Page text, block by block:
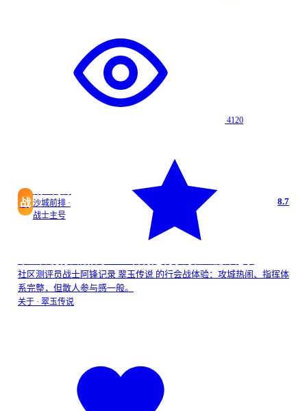
4120
战
战士阿锋
沙城前排 ·
战士主号
8.7
社区测评员战士阿锋记录 翠玉传说 的行会战体验：攻城热闹、指挥体
系完整，但散人参与感一般。
关于 · 翠玉传说